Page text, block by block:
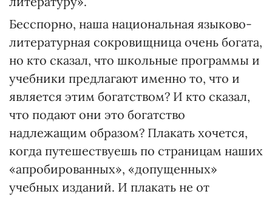
Бесспорно, наша национальная языково-
литературная сокровищница очень богата,
но кто сказал, что школьные программы и
учебники предлагают именно то, что и
является этим богатством? И кто сказал,
что подают они это богатство
надлежащим образом? Плакать хочется,
когда путешествуешь по страницам наших
«апробированных», «допущенных»
учебных изданий. И плакать не от